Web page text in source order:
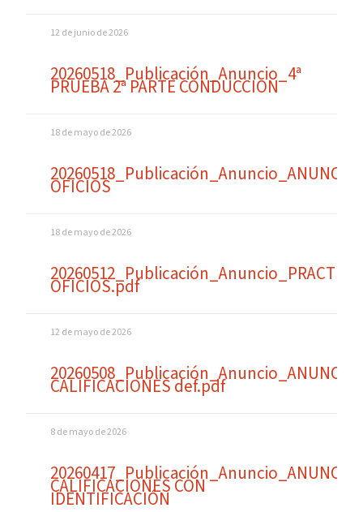
12 de junio de 2026
20260518_Publicación_Anuncio_4ª
PRUEBA 2ª PARTE CONDUCCION
18 de mayo de 2026
20260518_Publicación_Anuncio_ANUNCIO
OFICIOS
18 de mayo de 2026
20260512_Publicación_Anuncio_PRACTICA
OFICIOS.pdf
12 de mayo de 2026
20260508_Publicación_Anuncio_ANUNCIO
CALIFICACIONES def.pdf
8 de mayo de 2026
20260417_Publicación_Anuncio_ANUNCIO
CALIFICACIONES CON
IDENTIFICACIÓN